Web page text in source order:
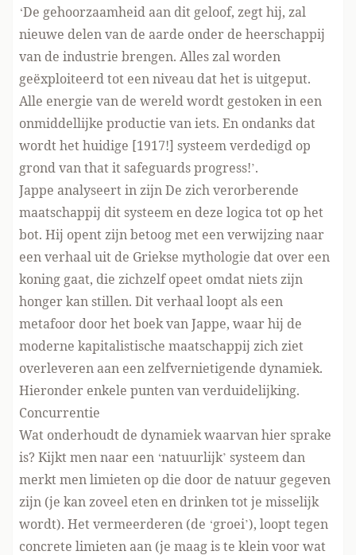
‘De gehoorzaamheid aan dit geloof, zegt hij, zal
nieuwe delen van de aarde onder de heerschappij
van de industrie brengen. Alles zal worden
geëxploiteerd tot een niveau dat het is uitgeput.
Alle energie van de wereld wordt gestoken in een
onmiddellijke productie van iets. En ondanks dat
wordt het huidige [1917!] systeem verdedigd op
grond van that it safeguards progress!’.
Jappe analyseert in zijn De zich verorberende
maatschappij dit systeem en deze logica tot op het
bot. Hij opent zijn betoog met een verwijzing naar
een verhaal uit de Griekse mythologie dat over een
koning gaat, die zichzelf opeet omdat niets zijn
honger kan stillen. Dit verhaal loopt als een
metafoor door het boek van Jappe, waar hij de
moderne kapitalistische maatschappij zich ziet
overleveren aan een zelfvernietigende dynamiek.
Hieronder enkele punten van verduidelijking.
Concurrentie
Wat onderhoudt de dynamiek waarvan hier sprake
is? Kijkt men naar een ‘natuurlijk’ systeem dan
merkt men limieten op die door de natuur gegeven
zijn (je kan zoveel eten en drinken tot je misselijk
wordt). Het vermeerderen (de ‘groei’), loopt tegen
concrete limieten aan (je maag is te klein voor wat